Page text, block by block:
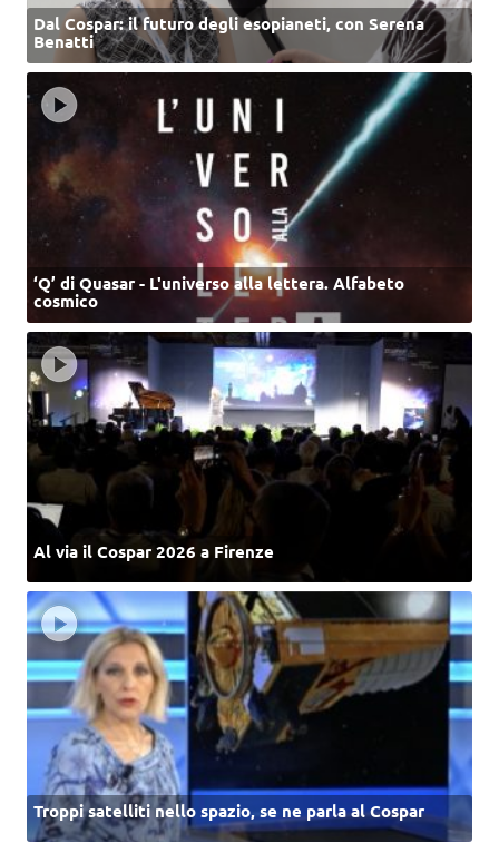
Dal Cospar: il futuro degli esopianeti, con Serena
Benatti
‘Q’ di Quasar - L'universo alla lettera. Alfabeto
cosmico
Al via il Cospar 2026 a Firenze
Troppi satelliti nello spazio, se ne parla al Cospar